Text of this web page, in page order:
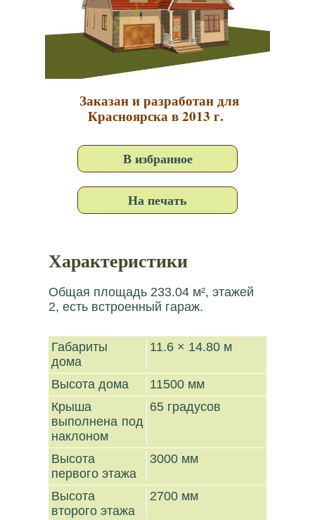
Заказан и разработан для
Красноярска в 2013 г.
В избранное
На печать
Характеристики
Общая площадь 233.04 м², этажей
2, есть встроенный гараж.
Габариты
дома
11.6 × 14.80 м
Высота дома
11500 мм
Крыша
выполнена под
наклоном
65 градусов
Высота
первого этажа
3000 мм
Высота
второго этажа
2700 мм